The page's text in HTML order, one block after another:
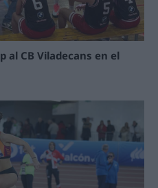
al CB Viladecans en el